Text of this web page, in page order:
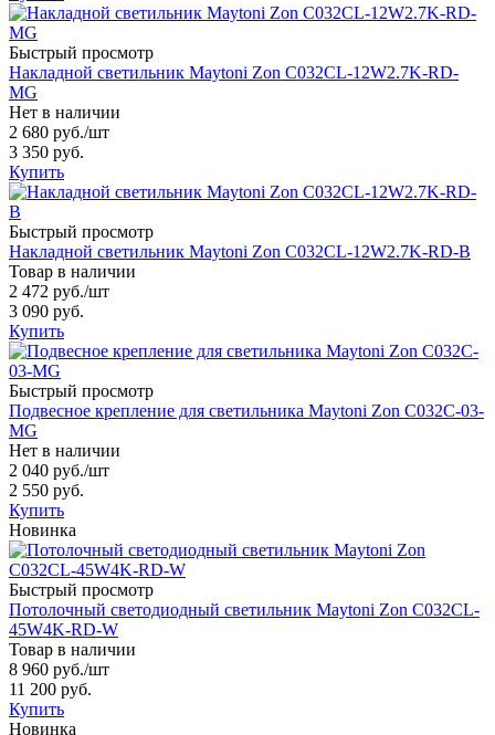
Быстрый просмотр
Накладной светильник Maytoni Zon C032CL-12W2.7K-RD-
MG
Нет в наличии
2 680 руб./шт
3 350 руб.
Купить
Быстрый просмотр
Накладной светильник Maytoni Zon C032CL-12W2.7K-RD-B
Товар в наличии
2 472 руб./шт
3 090 руб.
Купить
Быстрый просмотр
Подвесное крепление для светильника Maytoni Zon C032C-03-
MG
Нет в наличии
2 040 руб./шт
2 550 руб.
Купить
Новинка
Быстрый просмотр
Потолочный светодиодный светильник Maytoni Zon C032CL-
45W4K-RD-W
Товар в наличии
8 960 руб./шт
11 200 руб.
Купить
Новинка